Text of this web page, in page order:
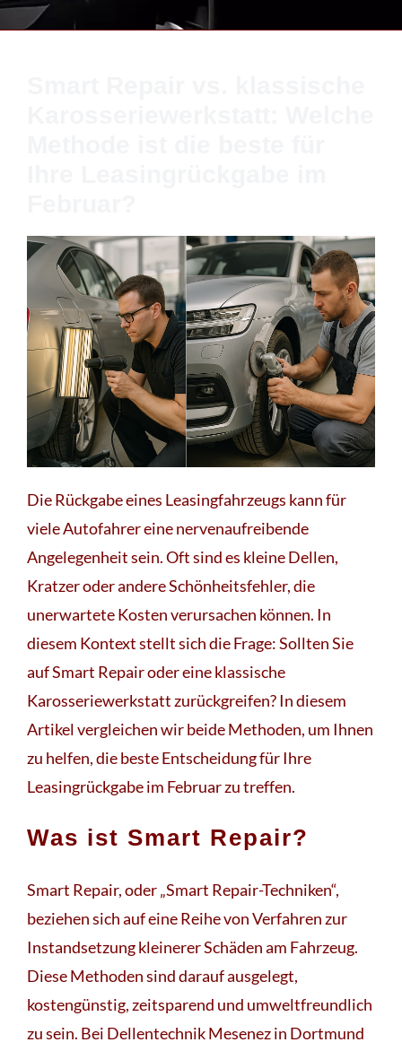
Die Rückgabe eines Leasingfahrzeugs kann für
viele Autofahrer eine nervenaufreibende
Angelegenheit sein. Oft sind es kleine Dellen,
Kratzer oder andere Schönheitsfehler, die
unerwartete Kosten verursachen können. In
diesem Kontext stellt sich die Frage: Sollten Sie
auf Smart Repair oder eine klassische
Karosseriewerkstatt zurückgreifen? In diesem
Artikel vergleichen wir beide Methoden, um Ihnen
zu helfen, die beste Entscheidung für Ihre
Leasingrückgabe im Februar zu treffen.
Was ist Smart Repair?
Smart Repair, oder „Smart Repair-Techniken“,
beziehen sich auf eine Reihe von Verfahren zur
Instandsetzung kleinerer Schäden am Fahrzeug.
Diese Methoden sind darauf ausgelegt,
kostengünstig, zeitsparend und umweltfreundlich
zu sein. Bei Dellentechnik Mesenez in Dortmund